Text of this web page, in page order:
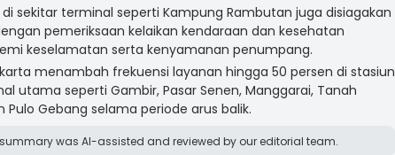
sekitar terminal seperti Kampung Rambutan juga disiagakan
pemeriksaan kelaikan kendaraan dan kesehatan
keselamatan serta kenyamanan penumpang.
menambah frekuensi layanan hingga 50 persen di stasiun
utama seperti Gambir, Pasar Senen, Manggarai, Tanah
Pulo Gebang selama periode arus balik.
was AI-assisted and reviewed by our editorial team.